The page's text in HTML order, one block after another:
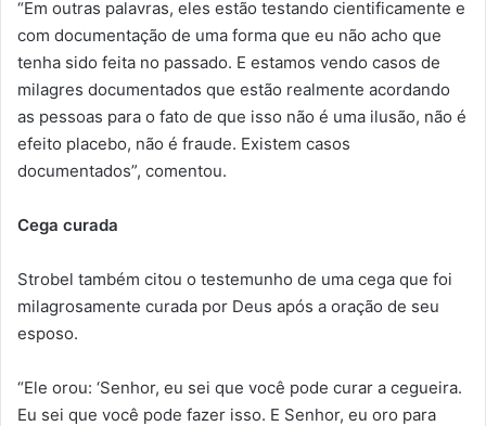
“Em outras palavras, eles estão testando cientificamente e
com documentação de uma forma que eu não acho que
tenha sido feita no passado. E estamos vendo casos de
milagres documentados que estão realmente acordando
as pessoas para o fato de que isso não é uma ilusão, não é
efeito placebo, não é fraude. Existem casos
documentados”, comentou.
Cega curada
Strobel também citou o testemunho de uma cega que foi
milagrosamente curada por Deus após a oração de seu
esposo.
“Ele orou: ‘Senhor, eu sei que você pode curar a cegueira.
Eu sei que você pode fazer isso. E Senhor, eu oro para